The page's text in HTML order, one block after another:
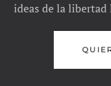
ideas de la